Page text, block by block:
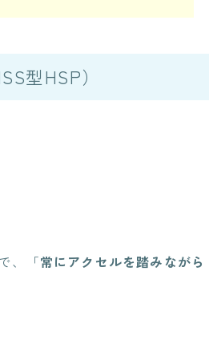
型HSP）
、「常にアクセルを踏みながら